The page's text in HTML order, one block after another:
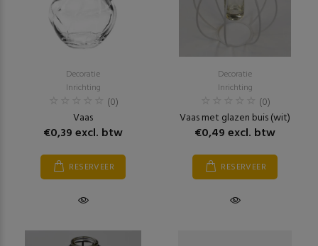
Decoratie
Inrichting
(0)
Vaas
€0,39 excl. btw
RESERVEER
Decoratie
Inrichting
(0)
Vaas met glazen buis (wit)
€0,49 excl. btw
RESERVEER